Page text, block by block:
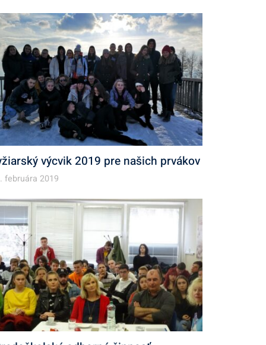
výcvik 2019 pre našich prvákov
februára 2019